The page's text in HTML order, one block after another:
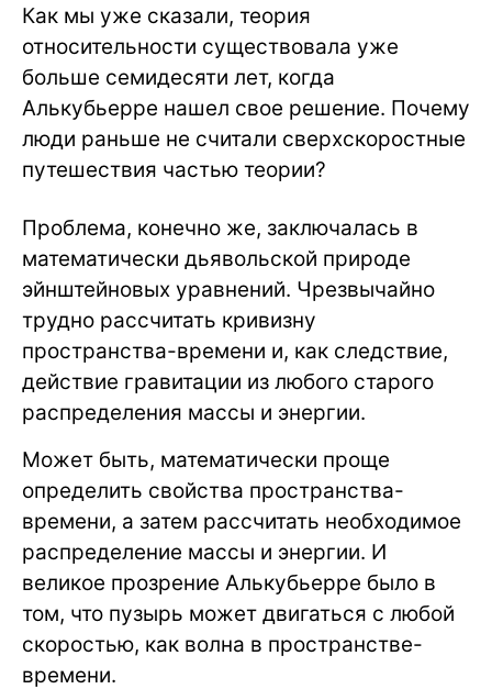
Как мы уже сказали, теория
относительности существовала уже
больше семидесяти лет, когда
Алькубьерре нашел свое решение. Почему
люди раньше не считали сверхскоростные
путешествия частью теории?
Проблема, конечно же, заключалась в
математически дьявольской природе
эйнштейновых уравнений. Чрезвычайно
трудно рассчитать кривизну
пространства-времени и, как следствие,
действие гравитации из любого старого
распределения массы и энергии.
Может быть, математически проще
определить свойства пространства-
времени, а затем рассчитать необходимое
распределение массы и энергии. И
великое прозрение Алькубьерре было в
том, что пузырь может двигаться с любой
скоростью, как волна в пространстве-
времени.